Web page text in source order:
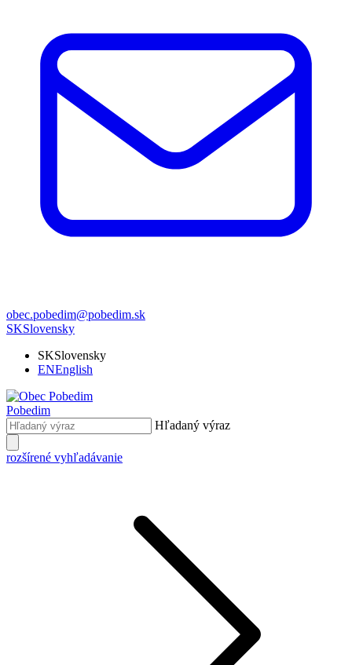
obec.pobedim@pobedim.sk
SKSlovensky
SKSlovensky
ENEnglish
Pobedim
Hľadaný výraz
rozšírené vyhľadávanie